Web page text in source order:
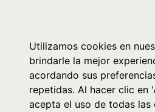
Utilizamos cookies en
brindarle la mejor
acordando sus
repetidas. Al hacer clic en
acepta el uso de todas las